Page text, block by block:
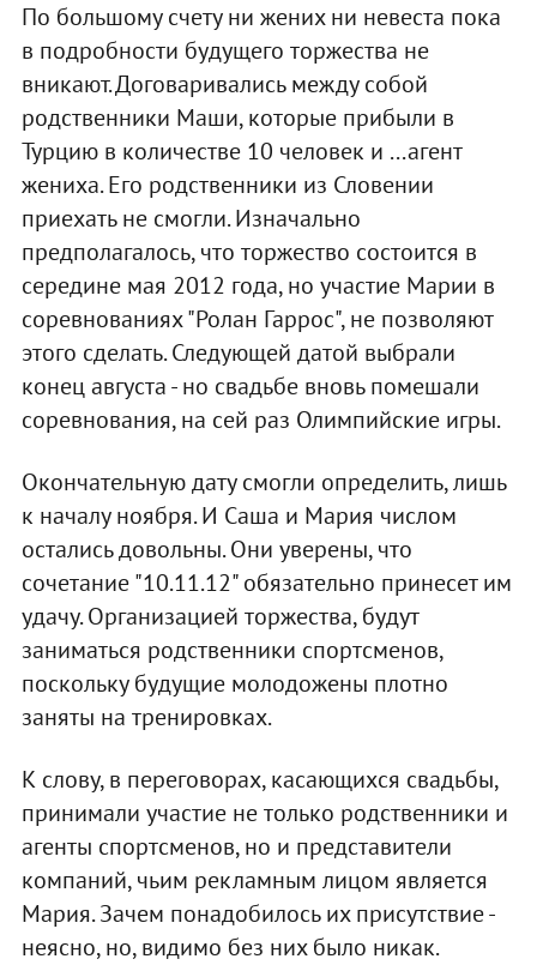
По большому счету ни жених ни невеста пока
в подробности будущего торжества не
вникают. Договаривались между собой
родственники Маши, которые прибыли в
Турцию в количестве 10 человек и ...агент
жениха. Его родственники из Словении
приехать не смогли. Изначально
предполагалось, что торжество состоится в
середине мая 2012 года, но участие Марии в
соревнованиях "Ролан Гаррос", не позволяют
этого сделать. Следующей датой выбрали
конец августа - но свадьбе вновь помешали
соревнования, на сей раз Олимпийские игры.
Окончательную дату смогли определить, лишь
к началу ноября. И Саша и Мария числом
остались довольны. Они уверены, что
сочетание "10.11.12" обязательно принесет им
удачу. Организацией торжества, будут
заниматься родственники спортсменов,
поскольку будущие молодожены плотно
заняты на тренировках.
К слову, в переговорах, касающихся свадьбы,
принимали участие не только родственники и
агенты спортсменов, но и представители
компаний, чьим рекламным лицом является
Мария. Зачем понадобилось их присутствие -
неясно, но, видимо без них было никак.